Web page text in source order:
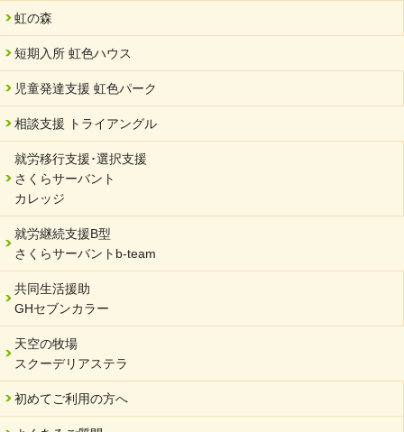
虹の森
短期入所 虹色ハウス
児童発達支援 虹色パーク
相談支援 トライアングル
就労移行支援･選択支援
さくらサーバント
カレッジ
就労継続支援B型
さくらサーバントb-team
共同生活援助
GHセブンカラー
天空の牧場
スクーデリアステラ
初めてご利用の方へ